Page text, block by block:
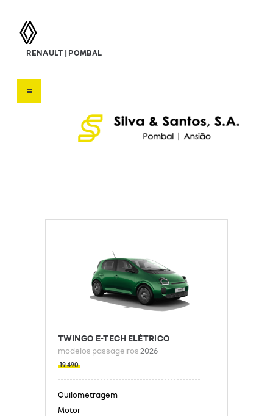
RENAULT | POMBALConcessionário Renault
HOME
TWINGO E-TECH ELÉTRICO
modelos passageiros2026
19 490